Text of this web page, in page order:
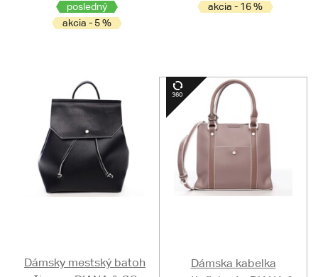
posledný
akcia - 5 %
akcia - 16 %
Dámsky mestský batoh
Dámska kabelka